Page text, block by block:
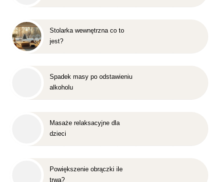
Stolarka wewnętrzna co to
jest?
Spadek masy po odstawieniu
alkoholu
Masaże relaksacyjne dla
dzieci
Powiększenie obrączki ile
trwa?